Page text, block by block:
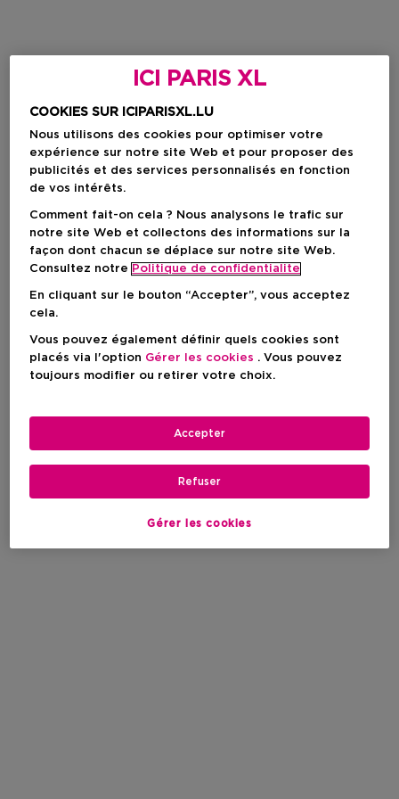
ICI PARIS XL
COOKIES SUR ICIPARISXL.LU
Nous utilisons des cookies pour optimiser votre
expérience sur notre site Web et pour proposer des
publicités et des services personnalisés en fonction
de vos intérêts.
Comment fait-on cela ? Nous analysons le trafic sur
notre site Web et collectons des informations sur la
façon dont chacun se déplace sur notre site Web.
Consultez notre Politique de confidentialite
En cliquant sur le bouton “Accepter”, vous acceptez
cela.
Vous pouvez également définir quels cookies sont
placés via l'option Gérer les cookies . Vous pouvez
toujours modifier ou retirer votre choix.
Gérer les cookies
Refuser
Accepter